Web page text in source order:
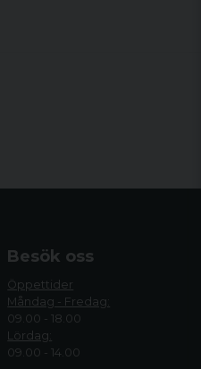
Besök oss
Öppettider
Måndag - Fredag:
09.00 - 18.00
Lördag:
09.00 - 14.00